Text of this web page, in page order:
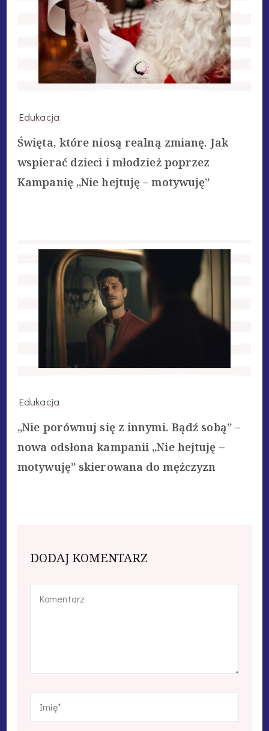
Edukacja
Święta, które niosą realną zmianę. Jak
wspierać dzieci i młodzież poprzez
Kampanię „Nie hejtuję – motywuję”
Edukacja
„Nie porównuj się z innymi. Bądź sobą” –
nowa odsłona kampanii „Nie hejtuję –
motywuję” skierowana do mężczyzn
DODAJ KOMENTARZ